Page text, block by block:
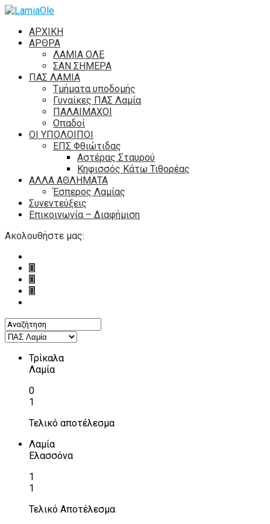
ΑΡΧΙΚΗ
ΑΡΘΡΑ
ΛΑΜΙΑ ΟΛΕ
ΣΑΝ ΣΗΜΕΡΑ
ΠΑΣ ΛΑΜΙΑ
Τμήματα υποδομής
Γυναίκες ΠΑΣ Λαμία
ΠΑΛΑΙΜΑΧΟΙ
Οπαδοί
ΟΙ ΥΠΟΛΟΙΠΟΙ
ΕΠΣ Φθιώτιδας
Αστέρας Σταυρού
Κηφισσός Κάτω Τιθορέας
ΑΛΛΑ ΑΘΛΗΜΑΤΑ
Έσπερος Λαμίας
Συνεντεύξεις
Επικοινωνία – Διαφήμιση
Ακολουθήστε μας:
Τρίκαλα
Λαμία
0
1
Τελικό αποτέλεσμα
Λαμία
Ελασσόνα
1
1
Τελικό Αποτέλεσμα